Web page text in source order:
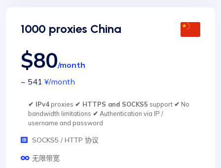
1000 proxies China
$80/month
~ 541¥/month
✔ IPv4proxies ✔ HTTPS and SOCKS5 support ✔ No
bandwidth limitations ✔ Authentication via IP /
username and password
SOCKS5 / HTTP 协议
无限带宽